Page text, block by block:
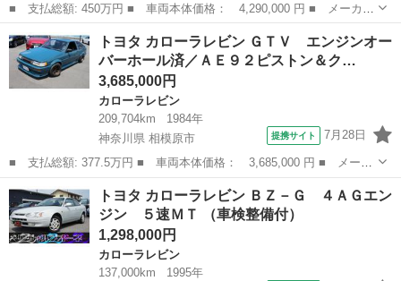
■ 支払総額: 450万円 ■ 車両本体価格： 4,290,000 円 ■ メーカー
名： トヨタ ■ 車種名： カローラレビン ■ グレード名： Ｇ
Ｔ ＡＰＥＸ 黒銀ＩＩ（純正色２Ｘ１） 後期 最終型 パワス
テ パワーウィ...
岡山 都窪郡 カローラレビン
トヨタ カローラレビン ＧＴＶ エンジンオー
バーホール済／ＡＥ９２ピストン＆ク…
3,685,000円
カローラレビン
209,704km
1984年
神奈川県 相模原市
提携サイト 7月28日
■ 支払総額: 377.5万円 ■ 車両本体価格： 3,685,000 円 ■ メーカ
ー名： トヨタ ■ 車種名： カローラレビン ■ グレード名： Ｇ
ＴＶ エンジンオーバーホール済／ＡＥ９２ピストン＆クランク／１
１０コン...
神奈川 相模原市 カローラレビン
トヨタ カローラレビン ＢＺ－Ｇ ４ＡＧエン
ジン ５速ＭＴ （車検整備付）
1,298,000円
カローラレビン
137,000km
1995年